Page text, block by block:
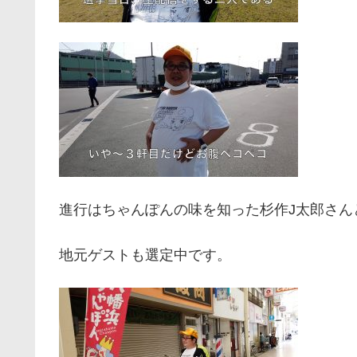
進行はちゃんぽんの味を知った杉作J太郎さん
地元ゲストも選定中です。